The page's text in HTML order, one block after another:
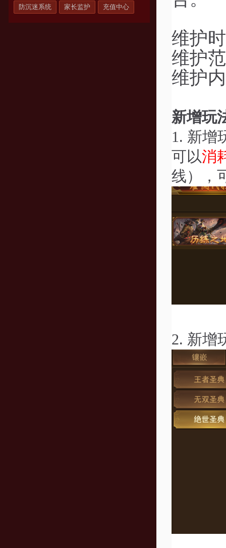
防沉迷系统 家长监护 充值中心
维护
维护
维护
新增玩
1. 新增
可以消
线），
2. 新增